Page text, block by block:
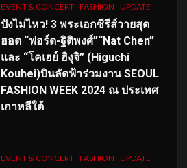
EVENT & CONCERT FASHION UPDATE
ปังไม่ไหว! 3 พระเอกซีรีส์วายสุด
ฮอต “ฟอร์ด-ฐิติพงศ์”“Nat Chen”
และ “โคเฮย์ ฮิงุจิ” (Higuchi
Kouhei)บินลัดฟ้าร่วมงาน SEOUL
FASHION WEEK 2024 ณ ประเทศ
เกาหลีใต้
EVENT & CONCERT FASHION UPDATE